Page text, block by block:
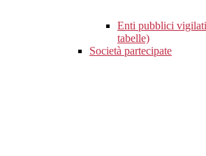
Enti pubblici
tabelle)
Società partecipate